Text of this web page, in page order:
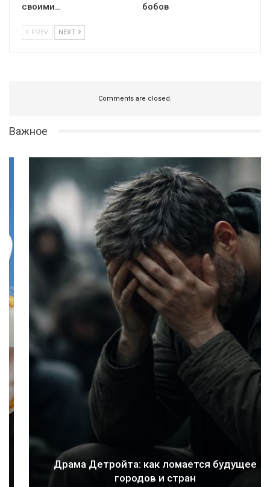
своими…
бобов
PREV NEXT
Comments are closed.
Важное
Драма Детройта: как ломается будущее
городов и стран